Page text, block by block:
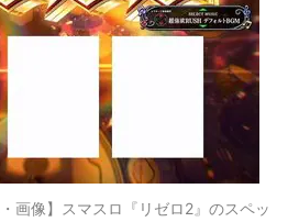
・画像】スマスロ『リゼロ2』のスペッ